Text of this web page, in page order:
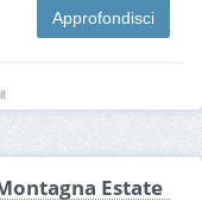
Approfondisci
Estate